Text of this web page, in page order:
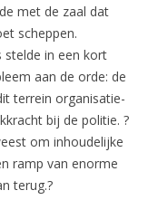
met de zaal dat
scheppen.
stelde in een kort
aan de orde: de
terrein organisatie-
bij de politie. ?
om inhoudelijke
ramp van enorme
terug.?